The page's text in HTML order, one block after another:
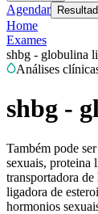
Agendar
Home
Exames
shbg - globulina
Análises
shbg -
Também pode
sexuais, proteina
transportadora
ligadora de
hormonios